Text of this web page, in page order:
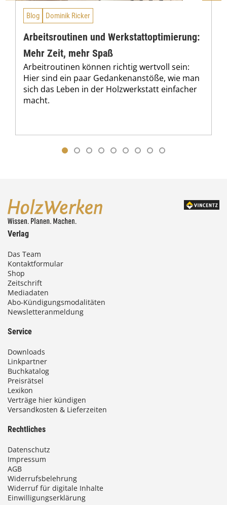
Blog Dominik Ricker
Arbeitsroutinen und Werkstattoptimierung:
Mehr Zeit, mehr Spaß
Arbeitroutinen können richtig wertvoll sein:
Hier sind ein paar Gedankenanstöße, wie man
sich das Leben in der Holzwerkstatt einfacher
macht.
Verlag
Das Team
Kontaktformular
Shop
Zeitschrift
Mediadaten
Abo-Kündigungsmodalitäten
Newsletteranmeldung
Service
Downloads
Linkpartner
Buchkatalog
Preisrätsel
Lexikon
Verträge hier kündigen
Versandkosten & Lieferzeiten
Rechtliches
Datenschutz
Impressum
AGB
Widerrufsbelehrung
Widerruf für digitale Inhalte
Einwilligungserklärung